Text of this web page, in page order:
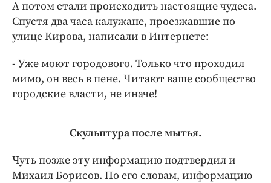
А потом стали происходить настоящие чудеса.
Спустя два часа калужане, проезжавшие по
улице Кирова, написали в Интернете:
- Уже моют городового. Только что проходил
мимо, он весь в пене. Читают ваше сообщество
городские власти, не иначе!
Скульптура после мытья.
Чуть позже эту информацию подтвердил и
Михаил Борисов. По его словам, информацию